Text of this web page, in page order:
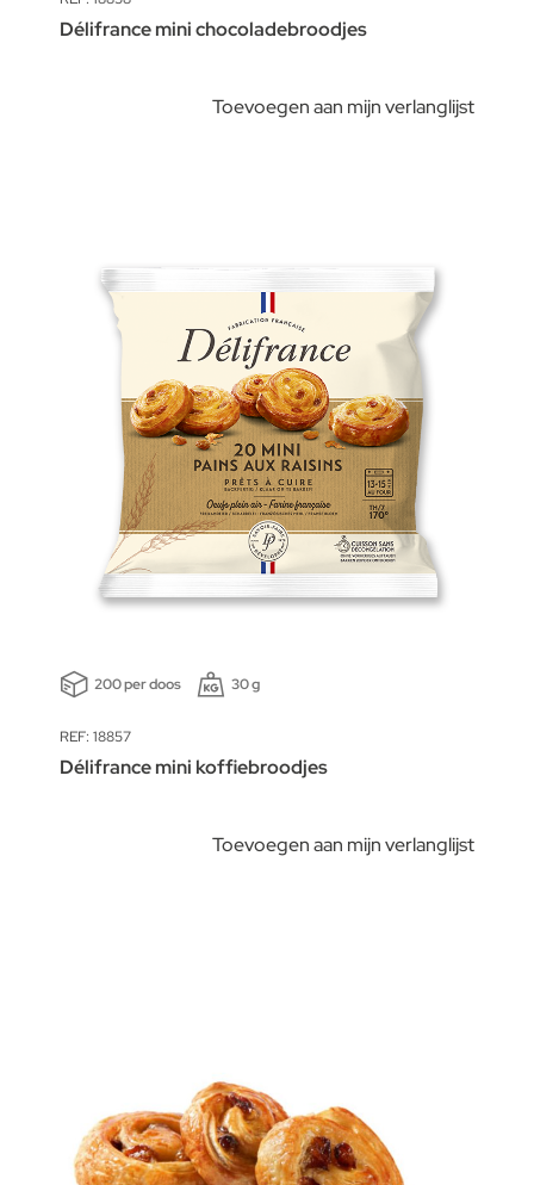
Délifrance mini chocoladebroodjes
Toevoegen aan mijn verlanglijst
200 per doos 30 g
REF: 18857
Délifrance mini koffiebroodjes
Toevoegen aan mijn verlanglijst